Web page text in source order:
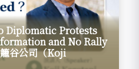
Diplomatic Protests
and No Rally
谷公司（Koji